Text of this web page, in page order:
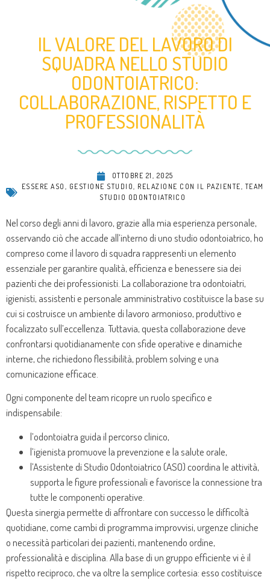
IL VALORE DEL LAVORO DI
SQUADRA NELLO STUDIO
ODONTOIATRICO:
COLLABORAZIONE, RISPETTO E
PROFESSIONALITÀ
OTTOBRE 21, 2025
ESSERE ASO , GESTIONE STUDIO, RELAZIONE CON IL PAZIENTE,TEAM
STUDIO ODONTOIATRICO
Nel corso degli anni di lavoro, grazie alla mia esperienza personale,
osservando ciò che accade all’interno di uno studio odontoiatrico, ho
compreso come il lavoro di squadra rappresenti un elemento
essenziale per garantire qualità, efficienza e benessere sia dei
pazienti che dei professionisti. La collaborazione tra odontoiatri,
igienisti, assistenti e personale amministrativo costituisce la base su
cui si costruisce un ambiente di lavoro armonioso, produttivo e
focalizzato sull’eccellenza. Tuttavia, questa collaborazione deve
confrontarsi quotidianamente con sfide operative e dinamiche
interne, che richiedono flessibilità, problem solving e una
comunicazione efficace.
Ogni componente del team ricopre un ruolo specifico e
indispensabile:
l’odontoiatra guida il percorso clinico,
l’igienista promuove la prevenzione e la salute orale,
l’Assistente di Studio Odontoiatrico (ASO) coordina le attività,
supporta le figure professionali e favorisce la connessione tra
tutte le componenti operative.
Questa sinergia permette di affrontare con successo le difficoltà
quotidiane, come cambi di programma improvvisi, urgenze cliniche
o necessità particolari dei pazienti, mantenendo ordine,
professionalità e disciplina. Alla base di un gruppo efficiente vi è il
rispetto reciproco, che va oltre la semplice cortesia: esso costituisce